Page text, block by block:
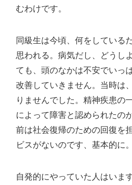
むわけです。
同級生は今頃、何をしている
思われる。病気だし、どうし
ても、頭のなかは不安でいっ
改善していきません。当時は
りませんでした。精神疾患の
によって障害と認められたの
前は社会復帰のための回復を
ビスがないのです、基本的に。
自発的にやっていた人はいま